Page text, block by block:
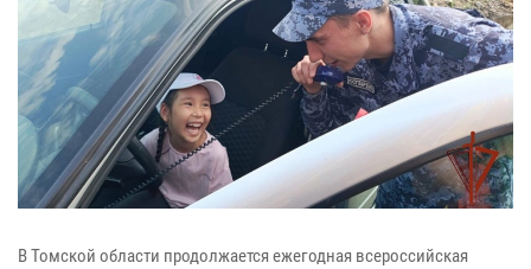
В Томской области продолжается ежегодная всероссийская